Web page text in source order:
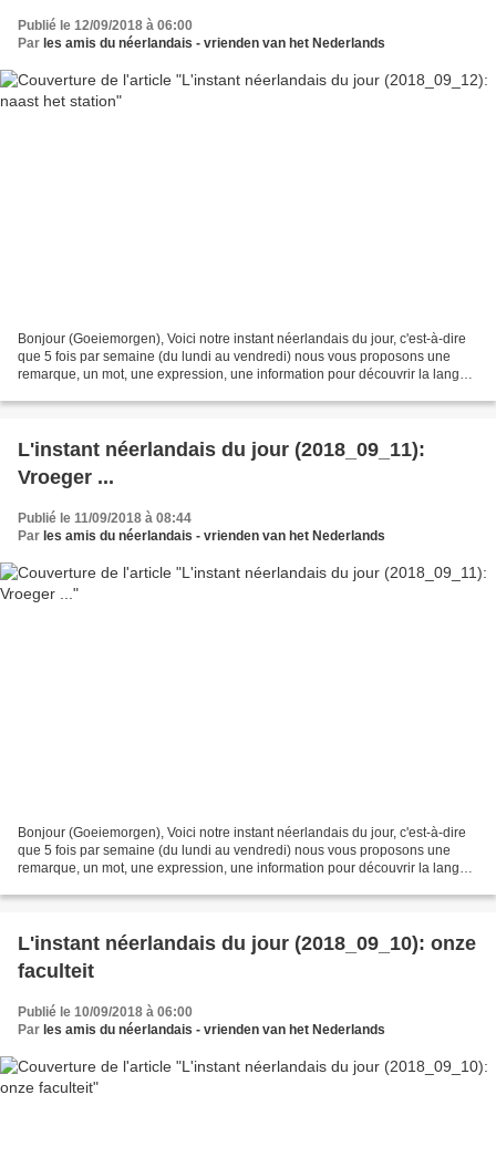
Publié le 12/09/2018 à 06:00
Par les amis du néerlandais - vrienden van het Nederlands
Bonjour (Goeiemorgen), Voici notre instant néerlandais du jour, c'est-à-dire
que 5 fois par semaine (du lundi au vendredi) nous vous proposons une
remarque, un mot, une expression, une information pour découvrir la langue
L'instant néerlandais du jour (2018_09_11):
Vroeger ...
Publié le 11/09/2018 à 08:44
Par les amis du néerlandais - vrienden van het Nederlands
Bonjour (Goeiemorgen), Voici notre instant néerlandais du jour, c'est-à-dire
que 5 fois par semaine (du lundi au vendredi) nous vous proposons une
remarque, un mot, une expression, une information pour découvrir la langue
L'instant néerlandais du jour (2018_09_10): onze
faculteit
Publié le 10/09/2018 à 06:00
Par les amis du néerlandais - vrienden van het Nederlands